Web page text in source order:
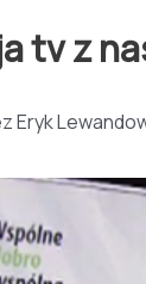
tv z
Eryk